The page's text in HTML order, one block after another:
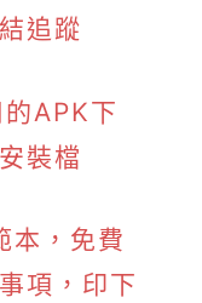
追蹤
APK下
裝檔
，免費
項，印下